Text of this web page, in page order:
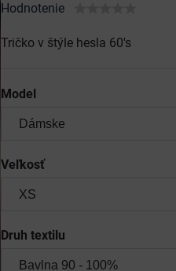
Hodnotenie
Tričko v štýle hesla 60's
Model
Veľkosť
Druh textilu